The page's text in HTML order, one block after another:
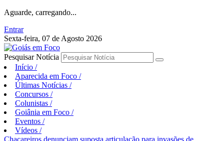
Aguarde, carregando...
Entrar
Sexta-feira, 07 de Agosto 2026
Pesquisar Notícia
Início /
Aparecida em Foco /
Últimas Notícias /
Concursos /
Colunistas /
Goiânia em Foco /
Eventos /
Vídeos /
Chacareiros denunciam suposta articulação para invasões de